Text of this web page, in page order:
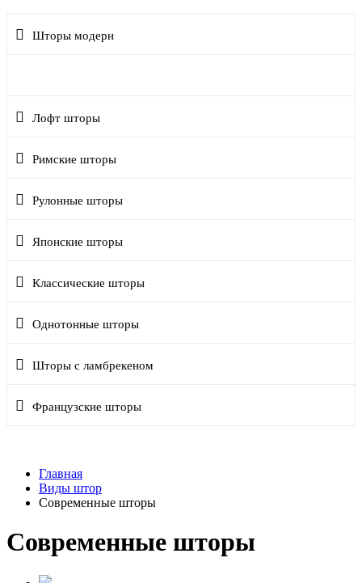
Шторы модерн
Лофт шторы
Римские шторы
Рулонные шторы
Японские шторы
Классические шторы
Однотонные шторы
Шторы с ламбрекеном
Французские шторы
Главная
Виды штор
Современные шторы
Современные шторы